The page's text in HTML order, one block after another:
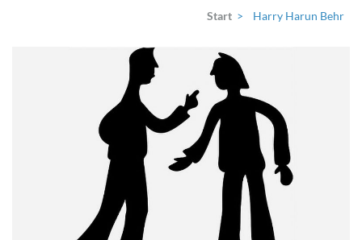
Start > Harry Harun Behr